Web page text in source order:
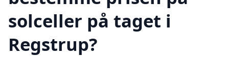
solceller på taget i
Regstrup?